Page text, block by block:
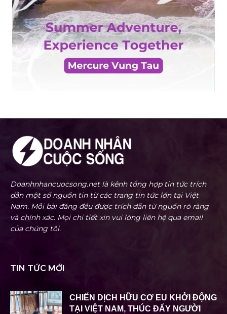
Doanhnhancuocsong.net là kênh tổng hợp tin tức trích
dẫn một số nguồn tin từ các trang tin tức lớn tại Việt
Nam. Mỗi bài đăng đều được trích dẫn từ nguồn rõ ràng
và chính xác. Mọi chi tiết xin vui lòng liên hệ qua email
của chúng tôi.
TIN TỨC MỚI
CHIẾN DỊCH HỮU CƠ EU KHỞI ĐỘNG
TẠI VIỆT NAM, THÚC ĐẨY NGƯỜI